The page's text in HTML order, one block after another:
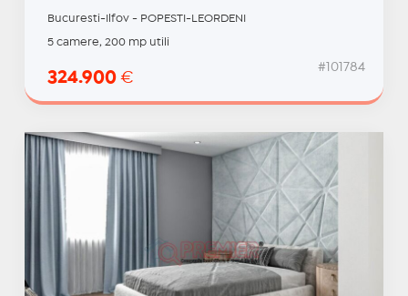
Bucuresti-Ilfov - POPESTI-LEORDENI
5 camere, 200 mp utili
324.900 €
#101784